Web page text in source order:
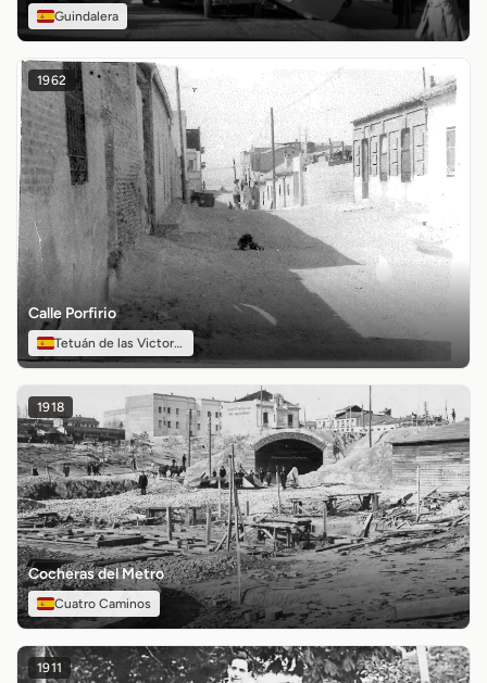
Guindalera
1962
Calle Porfirio
Tetuán de las Victorias
1918
Cocheras del Metro
Cuatro Caminos
1911